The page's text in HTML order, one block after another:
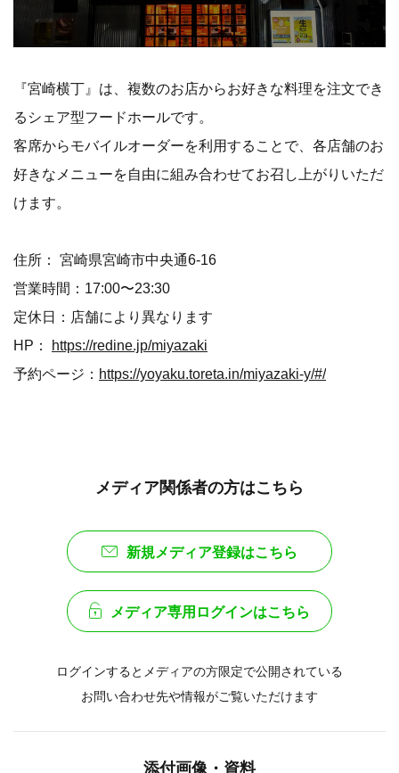
『宮崎横丁』は、複数のお店からお好きな料理を注文でき
るシェア型フードホールです。
客席からモバイルオーダーを利用することで、各店舗のお
好きなメニューを自由に組み合わせてお召し上がりいただ
けます。
住所： 宮崎県宮崎市中央通6-16
営業時間：17:00〜23:30
定休日：店舗により異なります
HP： https://redine.jp/miyazaki
予約ページ： https://yoyaku.toreta.in/miyazaki-y/#/
メディア関係者の方はこちら
新規メディア登録はこちら
メディア専用ログインはこちら
ログインするとメディアの方限定で公開されている
お問い合わせ先や情報がご覧いただけます
添付画像・資料